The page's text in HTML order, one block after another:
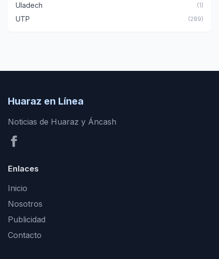
Uladech (1)
UTP (289)
Huaraz en Línea
Noticias de Huaraz y Áncash
Enlaces
Inicio
Nosotros
Publicidad
Contacto